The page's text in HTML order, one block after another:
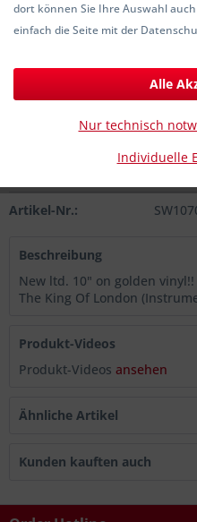
21,00 € *
Sofort versandfertig,
Artikel-Nr.:
Beschreibung
New ltd. 10" on golden
The King Of London
Produkt-Videos
Produkt-Videos ansehen
Ähnliche Artikel
Kunden kauften auch
dort können Sie Ihre Auswahl
einfach die Seite mit der
Individuelle
Nur technisch
Alle